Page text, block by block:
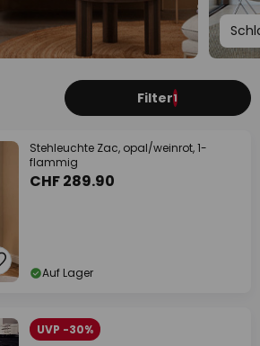
Filter1
Stehleuchte Zac, opal/weinrot, 1-
flammig
CHF 289.90
Auf Lager
UVP -30%